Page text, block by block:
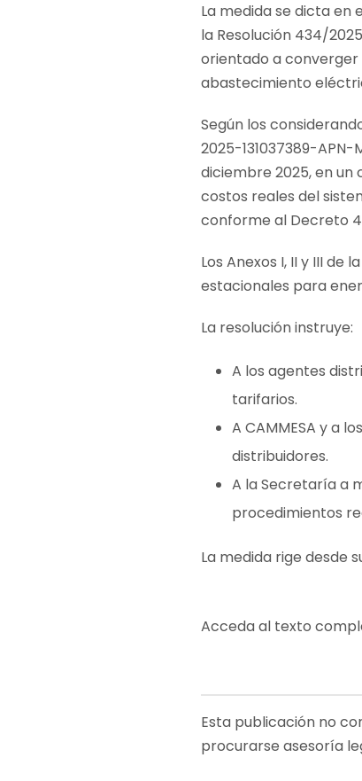
La medida se dicta
la Resolución 434/
orientado a converger
abastecimiento
Según los
2025-131037389-
diciembre 2025, en
costos reales del
conforme al Decreto
Los Anexos I, II y III
estacionales para
La resolución instruye:
A los agentes
tarifarios.
A CAMMESA y a
distribuidores.
A la Secretaría a
procedimientos
La medida rige desde
Acceda al texto
Esta publicación no
procurarse asesoría